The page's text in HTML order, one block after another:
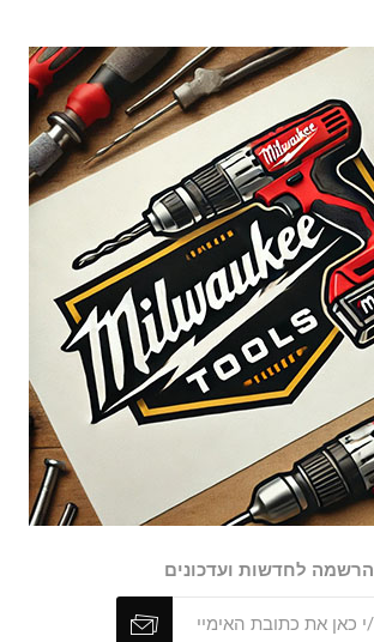
הרשמה לחדשות ועדכונים